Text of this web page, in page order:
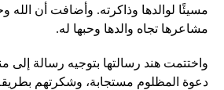
مسيئًا لوالدها وذاكرته. وأضافت أن الله
مشاعرها تجاه والدها وحبها له.
واختتمت هند رسالتها بتوجيه رسالة إلى
دعوة المظلوم مستجابة، وشكرتهم